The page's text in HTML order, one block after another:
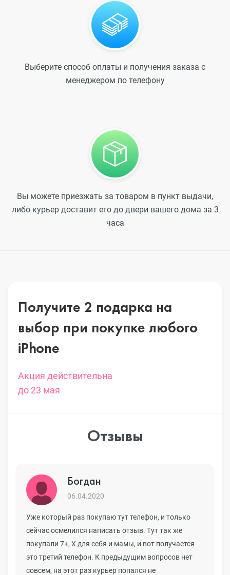
Выберите способ оплаты и получения заказа с
менеджером по телефону
Вы можете приезжать за товаром в пункт выдачи,
либо курьер доставит его до двери вашего дома за 3
часа
Получите 2 подарка на
выбор при покупке любого
iPhone
Акция действительна
до 23 мая
Отзывы
Богдан
06.04.2020
Уже который раз покупаю тут телефон, и только
сейчас осмелился написать отзыв. Тут так же
покупали 7+, Х для себя и мамы, и вот получается
это третий телефон. К предыдущим вопросов нет
совсем, на этот раз курьер попался не